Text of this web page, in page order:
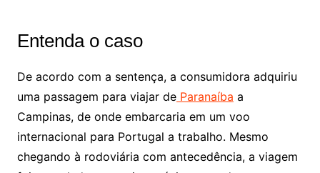
Entenda o caso
De acordo com a sentença, a consumidora adquiriu
uma passagem para viajar deParanaíba a
Campinas, de onde embarcaria em um voo
internacional para Portugal a trabalho. Mesmo
chegando à rodoviária com antecedência, a viagem